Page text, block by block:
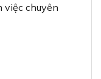
việc chuyên